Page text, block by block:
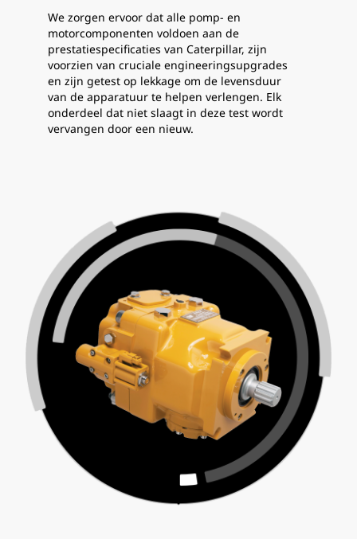
We zorgen ervoor dat alle pomp- en
motorcomponenten voldoen aan de
prestatiespecificaties van Caterpillar, zijn
voorzien van cruciale engineeringsupgrades
en zijn getest op lekkage om de levensduur
van de apparatuur te helpen verlengen. Elk
onderdeel dat niet slaagt in deze test wordt
vervangen door een nieuw.